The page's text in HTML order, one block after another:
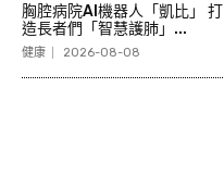
胸腔病院AI機器人「凱比」 打
造長者們「智慧護肺」...
健康 2026-08-08